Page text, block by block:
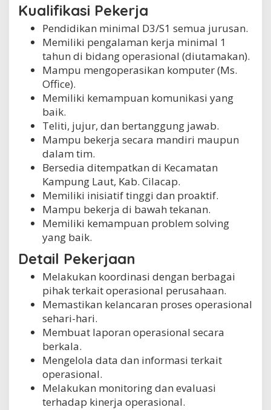
Kualifikasi Pekerja
Pendidikan minimal D3/S1 semua jurusan.
Memiliki pengalaman kerja minimal 1
tahun di bidang operasional (diutamakan).
Mampu mengoperasikan komputer (Ms.
Office).
Memiliki kemampuan komunikasi yang
baik.
Teliti, jujur, dan bertanggung jawab.
Mampu bekerja secara mandiri maupun
dalam tim.
Bersedia ditempatkan di Kecamatan
Kampung Laut, Kab. Cilacap.
Memiliki inisiatif tinggi dan proaktif.
Mampu bekerja di bawah tekanan.
Memiliki kemampuan problem solving
yang baik.
Detail Pekerjaan
Melakukan koordinasi dengan berbagai
pihak terkait operasional perusahaan.
Memastikan kelancaran proses operasional
sehari-hari.
Membuat laporan operasional secara
berkala.
Mengelola data dan informasi terkait
operasional.
Melakukan monitoring dan evaluasi
terhadap kinerja operasional.